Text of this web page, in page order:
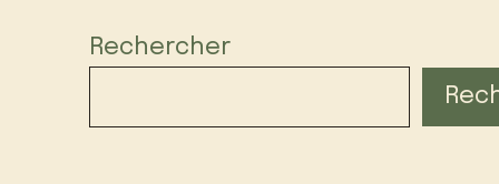
Rechercher